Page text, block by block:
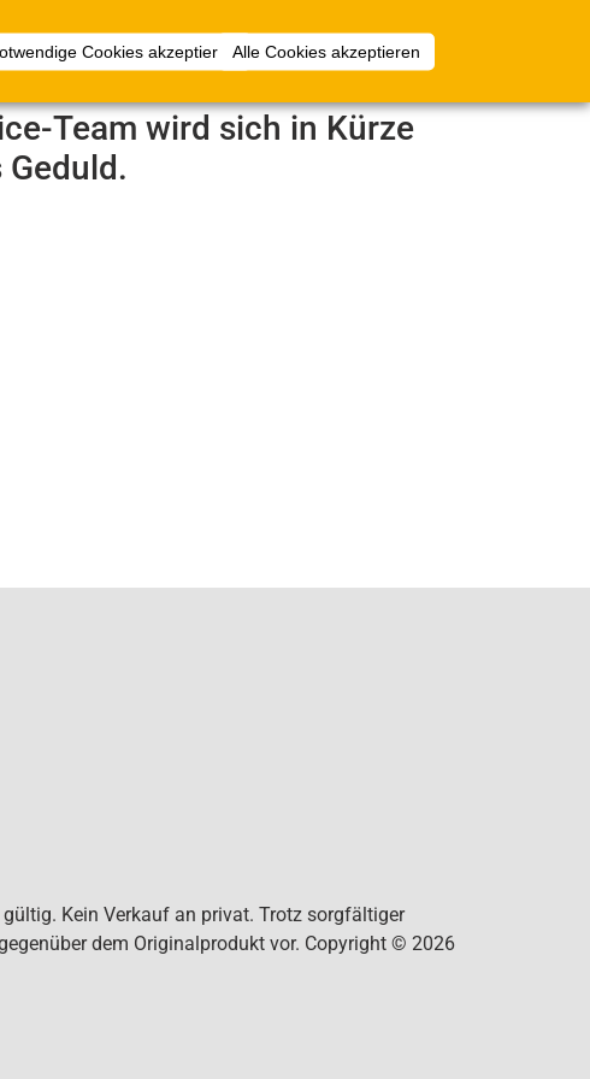
Cookies akzeptierenAlle Cookies akzeptieren
Anmelden
Team wird sich in Kürze
Kein Verkauf an privat. Trotz sorgfältiger
dem Originalprodukt vor. Copyright © 2026